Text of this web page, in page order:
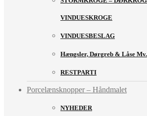
VINDUESKROGE
VINDUESBESLAG
Hængsler, Dørgreb & Låse Mv.
RESTPARTI
Porcelænsknopper – Håndmalet
NYHEDER